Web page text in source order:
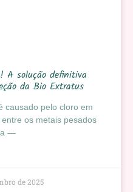
A solução definitiva
da Bio Extratus
causado pelo cloro em
os metais pesados
—
de 2025